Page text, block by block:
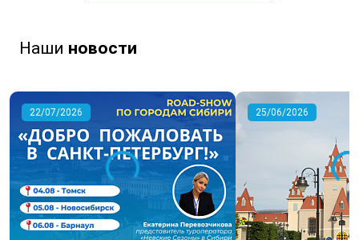
Наши новости
22/07/2026 25/06/2026